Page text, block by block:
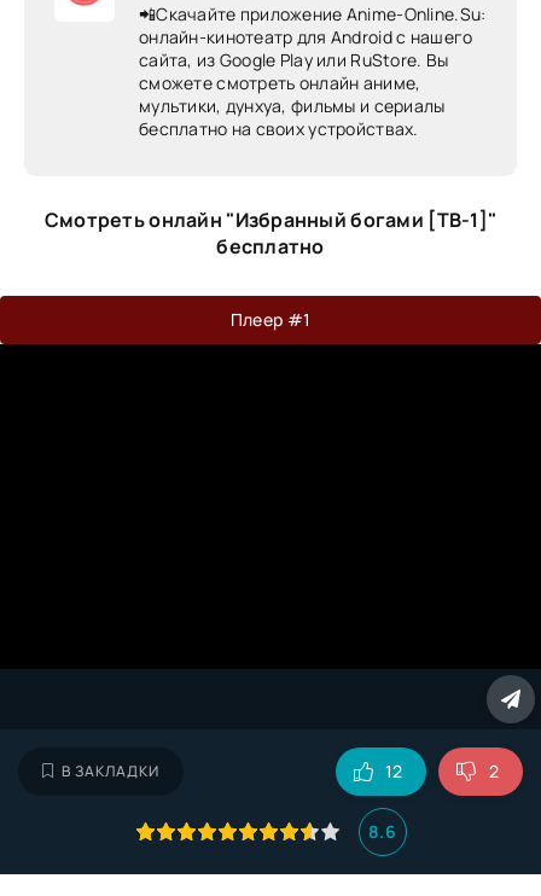
📲Скачайте приложение Anime-Online.Su:
онлайн-кинотеатр для Android c нашего
сайта, из Google Play или RuStore. Вы
сможете смотреть онлайн аниме,
мультики, дунхуа, фильмы и сериалы
бесплатно на своих устройствах.
Смотреть онлайн "Избранный богами [ТВ-1]"
бесплатно
Плеер #1
В ЗАКЛАДКИ
8.6
12 2